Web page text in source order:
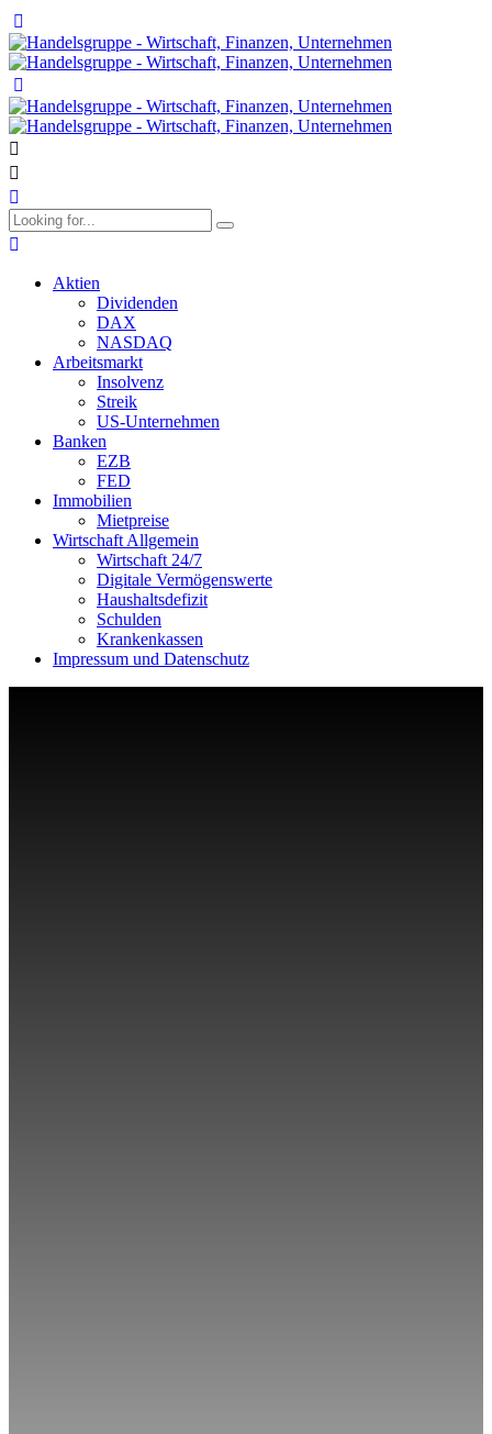
Aktien
Dividenden
DAX
NASDAQ
Arbeitsmarkt
Insolvenz
Streik
US-Unternehmen
Banken
EZB
FED
Immobilien
Mietpreise
Wirtschaft Allgemein
Wirtschaft 24/7
Digitale Vermögenswerte
Haushaltsdefizit
Schulden
Krankenkassen
Impressum und Datenschutz